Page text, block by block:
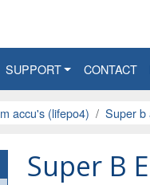
SUPPORT CONTACT
accu's (lifepo4) Super b
Super B